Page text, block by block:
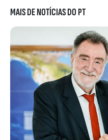
MAIS DE NOTÍCIAS DO PT